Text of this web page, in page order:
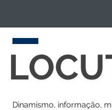
Dinamismo, informação,